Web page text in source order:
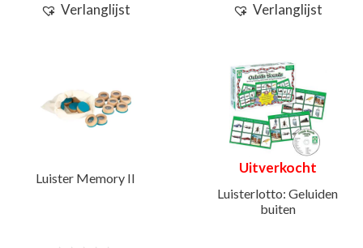
Verlanglijst Verlanglijst
Luister Memory II
Uitverkocht
Luisterlotto: Geluiden
buiten